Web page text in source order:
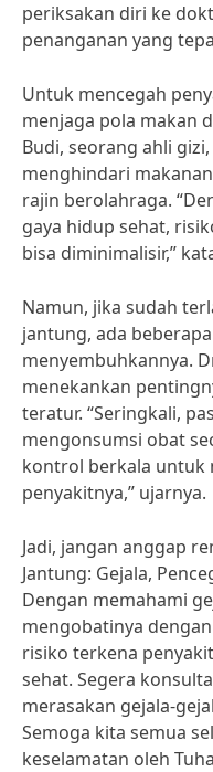
periksakan diri ke
penanganan yang
Untuk mencegah
menjaga pola makan
Budi, seorang ahli
menghindari
rajin berolahraga.
gaya hidup sehat,
bisa diminimalisir,”
Namun, jika sudah
jantung, ada
menyembuhkannya.
menekankan
teratur. “Seringkali,
mengonsumsi obat
kontrol berkala untuk
penyakitnya,” ujarnya.
Jadi, jangan anggap
Jantung: Gejala,
Dengan memahami
mengobatinya
risiko terkena
sehat. Segera
merasakan gejala-
Semoga kita semua
keselamatan oleh